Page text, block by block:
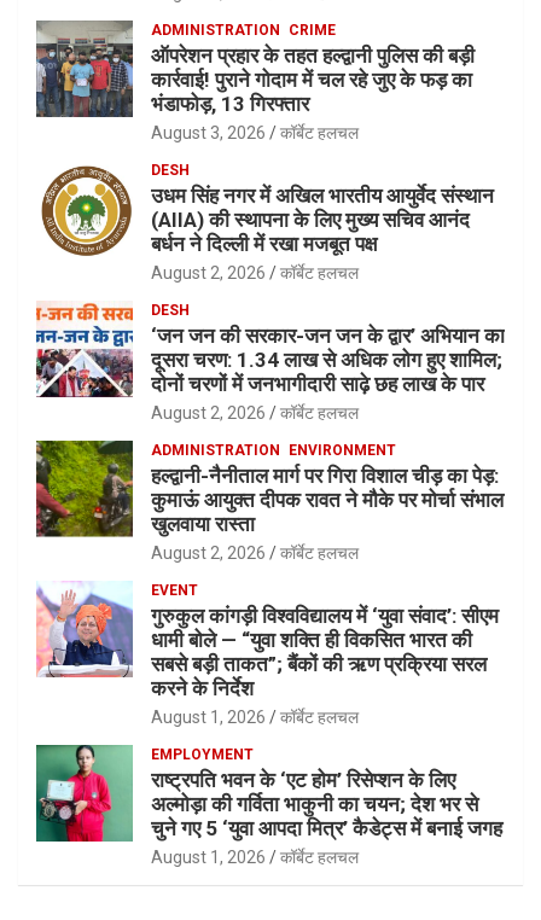
ADMINISTRATION CRIME
ऑपरेशन प्रहार के तहत हल्द्वानी पुलिस की बड़ी
कार्रवाई! पुराने गोदाम में चल रहे जुए के फड़ का
भंडाफोड़, 13 गिरफ्तार
August 3, 2026 कॉर्बेट हलचल
DESH
उधम सिंह नगर में अखिल भारतीय आयुर्वेद संस्थान
(AIIA) की स्थापना के लिए मुख्य सचिव आनंद
बर्धन ने दिल्ली में रखा मजबूत पक्ष
August 2, 2026 कॉर्बेट हलचल
DESH
‘जन जन की सरकार-जन जन के द्वार’ अभियान का
दूसरा चरण: 1.34 लाख से अधिक लोग हुए शामिल;
दोनों चरणों में जनभागीदारी साढ़े छह लाख के पार
August 2, 2026 कॉर्बेट हलचल
ADMINISTRATION ENVIRONMENT
हल्द्वानी-नैनीताल मार्ग पर गिरा विशाल चीड़ का पेड़:
कुमाऊं आयुक्त दीपक रावत ने मौके पर मोर्चा संभाल
खुलवाया रास्ता
August 2, 2026 कॉर्बेट हलचल
EVENT
गुरुकुल कांगड़ी विश्वविद्यालय में ‘युवा संवाद’: सीएम
धामी बोले — “युवा शक्ति ही विकसित भारत की
सबसे बड़ी ताकत”; बैंकों की ऋण प्रक्रिया सरल
करने के निर्देश
August 1, 2026 कॉर्बेट हलचल
EMPLOYMENT
राष्ट्रपति भवन के ‘एट होम’ रिसेप्शन के लिए
अल्मोड़ा की गर्विता भाकुनी का चयन; देश भर से
चुने गए 5 ‘युवा आपदा मित्र’ कैडेट्स में बनाई जगह
August 1, 2026 कॉर्बेट हलचल